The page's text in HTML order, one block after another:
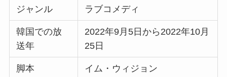
ジャンル ラブコメディ
韓国での放
送年
2022年9月5日から2022年10月
25日
脚本 イム・ウィジョン